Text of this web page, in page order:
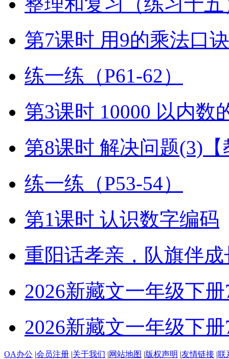
第7课时 用9的乘法口
练一练（P61-62）
第3课时 10000 以内数
第8课时 解决问题(3)
练一练（P53-54）
第1课时 认识数字编码
重阳话孝亲，队旗伴成
2026新藏文一年级下册
2026新藏文一年级下册
OA办公 |会员注册 |关于我们 |网站地图 |版权声明 |友情链接 |联